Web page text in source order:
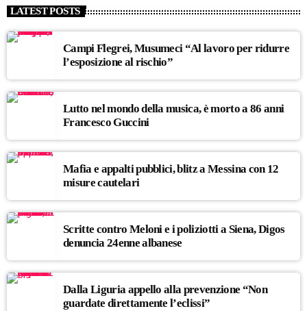
LATEST POSTS
Campi Flegrei, Musumeci “Al lavoro per ridurre
l’esposizione al rischio”
Lutto nel mondo della musica, è morto a 86 anni
Francesco Guccini
Mafia e appalti pubblici, blitz a Messina con 12
misure cautelari
Scritte contro Meloni e i poliziotti a Siena, Digos
denuncia 24enne albanese
Dalla Liguria appello alla prevenzione “Non
guardate direttamente l’eclissi”